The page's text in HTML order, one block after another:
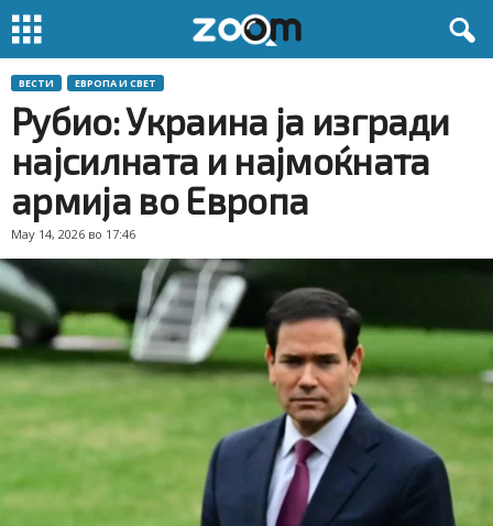
ВЕСТИ ЕВРОПА И СВЕТ
Рубио: Украина ја изгради
најсилната и најмоќната
армија во Европа
May 14, 2026 во 17:46